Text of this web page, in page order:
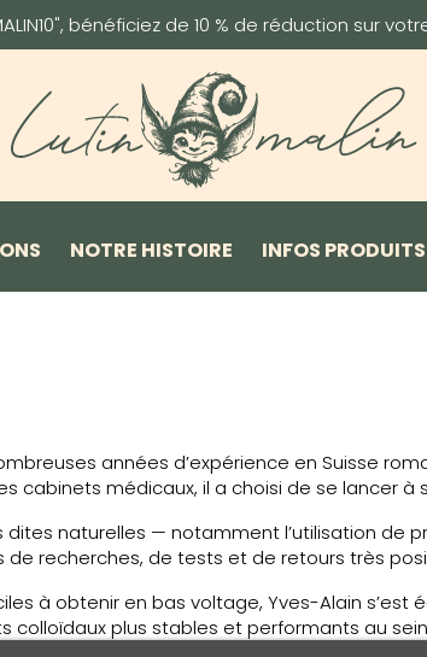
bénéficiez de 10 % de réduction sur
NOTRE HISTOIRE INFOS PRODUITS
années d’expérience en Suisse
cabinets médicaux, il a choisi de se lancer
naturelles — notamment l’utilisation de
de recherches, de tests et de retours très
à obtenir en bas voltage, Yves-Alain
colloïdaux plus stables et performants au